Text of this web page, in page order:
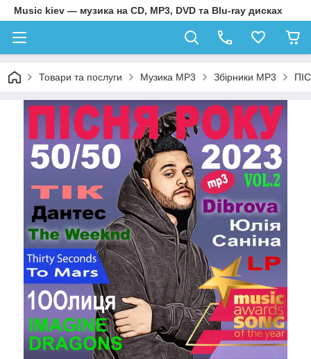
Music kiev — музика на CD, MP3, DVD та Blu-ray дисках
Товари та послуги Музика MP3 Збірники MP3